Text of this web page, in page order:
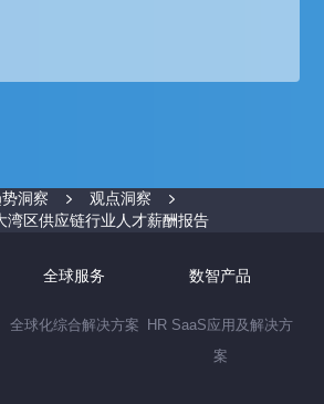
洞察
观点洞察
湾区供应链行业人才薪酬报告
全球服务
全球化综合解决方案
数智产品
HR SaaS应用及解决方
案